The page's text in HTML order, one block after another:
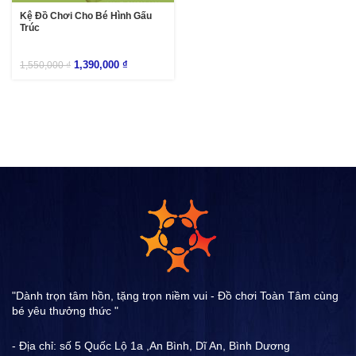
Kệ Đồ Chơi Cho Bé Hình Gấu
Trúc
1,550,000₫ 1,390,000 ₫
"Dành trọn tâm hồn, tặng trọn niềm vui - Đồ chơi Toàn Tâm cùng
bé yêu thưởng thức "
- Địa chỉ: số 5 Quốc Lộ 1a ,An Bình, Dĩ An, Bình Dương